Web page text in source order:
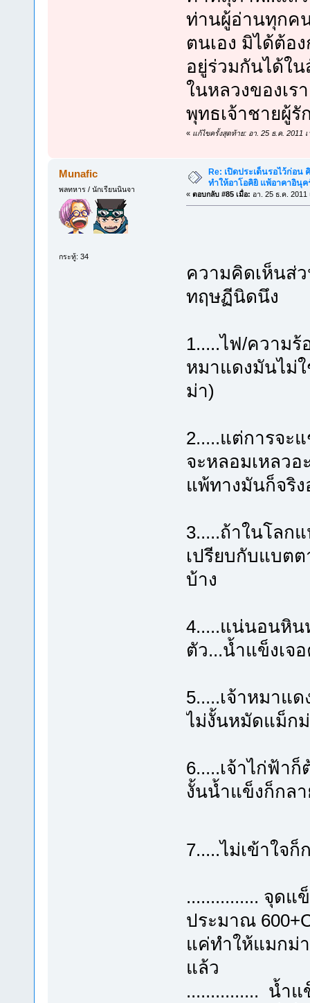
ท่านผู้อ่านทุกค
ตนเอง มิได้ต้อ
อยู่ร่วมกันได้ใ
ในหลวงของเร
พุทธเจ้าชายผู้รั
« แก้ไขครั้งสุดท้าย: อา. 25 ธ.ค. 2011
Munafic
พลทหาร / นักเรียนนินจา
กระทู้: 34
Re: เปิดประเด็นรอไว้ก่อน
ทำให้อาโอคิยิ แพ้อาคาอินุ
« ตอบกลับ #85 เมื่อ: อา. 25 ธ.ค. 2011
ความคิดเห็นส่
ทฤษฏีนิดนึง
1.....ไฟ/ความร้
หมาแดงมันไม่
ม่า)
2.....แต่การจะ
จะหลอมเหลวอ
แพ้ทางมันก็จริ
3.....ถ้าในโลก
เปรียบกับแบต
บ้าง
4.....แน่นอนหิน
ตัว...น้ำแข็งเจ
5.....เจ้าหมาแ
ไม่งั้นหมัดแม็ก
6.....เจ้าไก่ฟ้า
งั้นน้ำแข็งก็กล
7.....ไม่เข้าใจ
............... จุดแ
ประมาณ
แค่ทำให้แมกม่
แล้ว
............... น้ำ